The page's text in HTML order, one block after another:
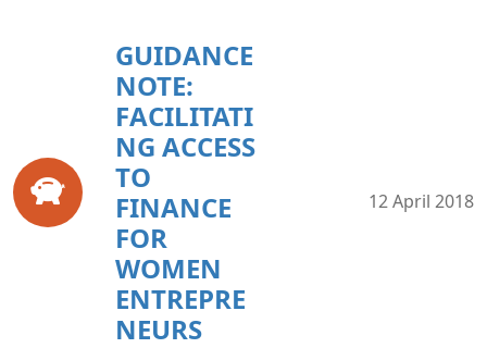
GUIDANCE
NOTE:
FACILITATI
NG ACCESS
TO
FINANCE
FOR
WOMEN
ENTREPRE
NEURS
12 April 2018